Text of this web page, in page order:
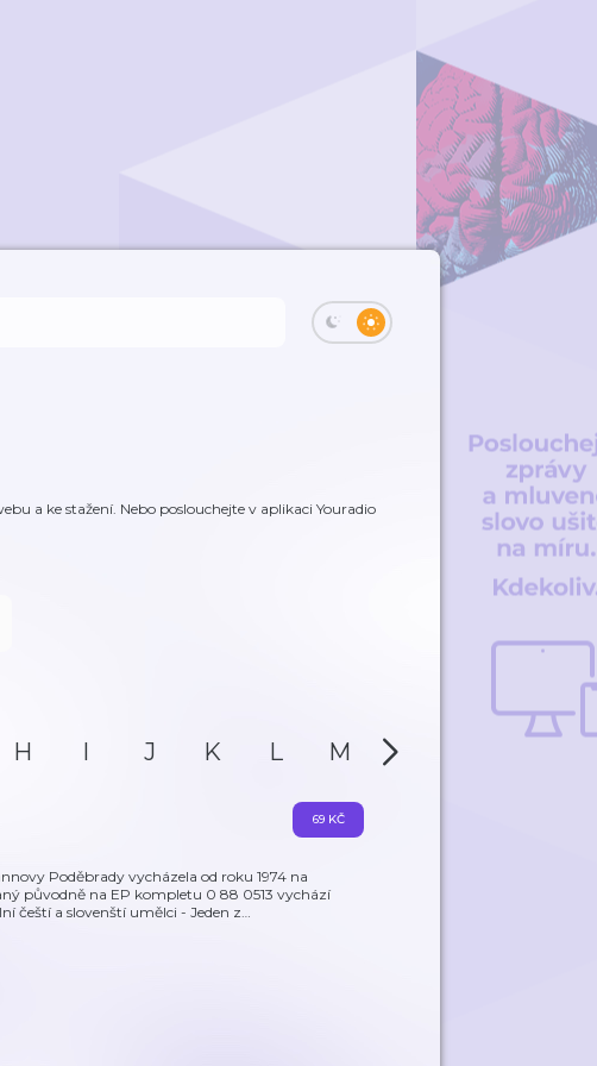
a ke stažení. Nebo poslouchejte v aplikaci Youradio
H I J K L M N
Poděbrady vycházela od roku 1974 na
původně na EP kompletu 0 88 0513 vychází
čeští a slovenští umělci - Jeden z…
69 KČ